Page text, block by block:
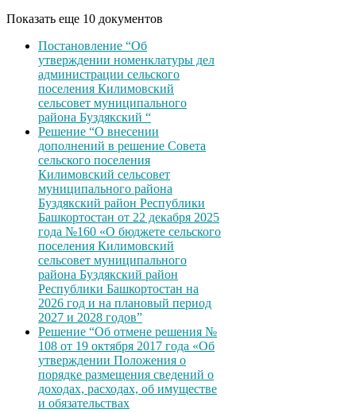
Показать еще 10 документов
Постановление “Об
утверждении номенклатуры дел
администрации сельского
поселения Килимовский
сельсовет муниципального
района Буздякский “
Решение “О внесении
дополнений в решение Совета
сельского поселения
Килимовский сельсовет
муниципального района
Буздякский район Республики
Башкортостан от 22 декабря 2025
года №160 «О бюджете сельского
поселения Килимовский
сельсовет муниципального
района Буздякский район
Республики Башкортостан на
2026 год и на плановый период
2027 и 2028 годов”
Решение “Об отмене решения №
108 от 19 октября 2017 года «Об
утверждении Положения о
порядке размещения сведений о
доходах, расходах, об имуществе
и обязательствах